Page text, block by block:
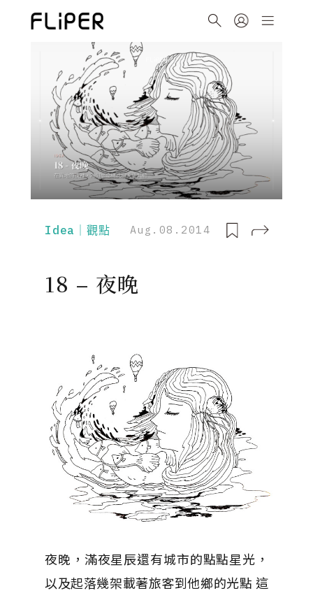
Idea｜觀點 Aug.08.2014
18 – 夜晚
夜晚，滿夜星辰還有城市的點點星光，
以及起落幾架載著旅客到他鄉的光點 這